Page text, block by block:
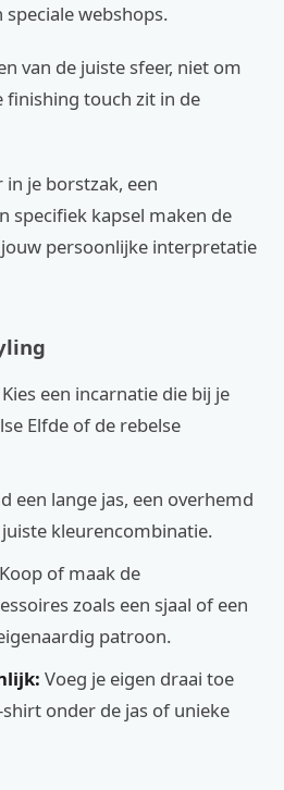
webshops.
van de juiste sfeer, niet om
finishing touch zit in de
in je borstzak, een
specifiek kapsel maken de
persoonlijke interpretatie
Kies een incarnatie die bij je
Elfde of de rebelse
een lange jas, een overhemd
kleurencombinatie.
Koop of maak de
zoals een sjaal of een
patroon.
Voeg je eigen draai toe
onder de jas of unieke